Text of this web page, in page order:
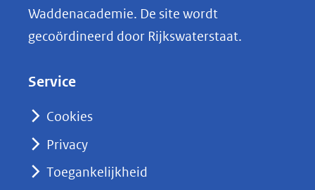
k
e
nieuw
Waddenacademie. De site wordt
gecoördineerd door Rijkswaterstaat.
Service
Cookies
Privacy
Toegankelijkheid